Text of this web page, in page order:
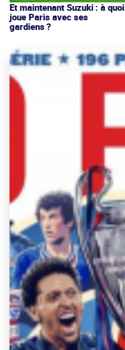
Et maintenant Suzuki : à quoi
joue Paris avec ses
gardiens ?